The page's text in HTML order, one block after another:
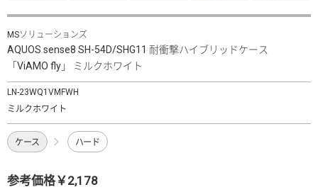
MSソリューションズ
AQUOS sense8 SH-54D/SHG11 耐衝撃ハイブリッドケース
「ViAMO fly」 ミルクホワイト
LN-23WQ1VMFWH
ミルクホワイト
ケース ハード
参考価格￥2,178